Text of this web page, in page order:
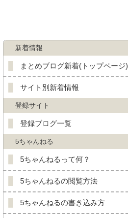
新着情報
まとめブログ新着(トップページ)
サイト別新着情報
登録サイト
登録ブログ一覧
5ちゃんねる
5ちゃんねるって何？
5ちゃんねるの閲覧方法
5ちゃんねるの書き込み方